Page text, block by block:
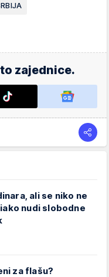
zajednice.
ali se niko ne
nudi slobodne
za flašu?